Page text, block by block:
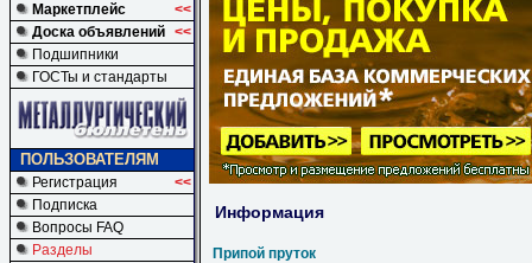
Маркетплейс
<<
Доска объявлений <<
Подшипники
ГОСТы и стандарты
ПОЛЬЗОВАТЕЛЯМ
Регистрация
<<
Подписка
Вопросы FAQ
Разделы
Информация
Припой пруток